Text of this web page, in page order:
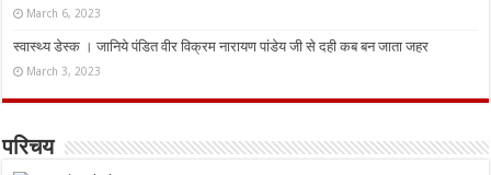
March 6, 2023
स्वास्थ्य डेस्क । जानिये पंडित वीर विक्रम नारायण पांडेय जी से दही कब बन जाता जहर
March 3, 2023
परिचय